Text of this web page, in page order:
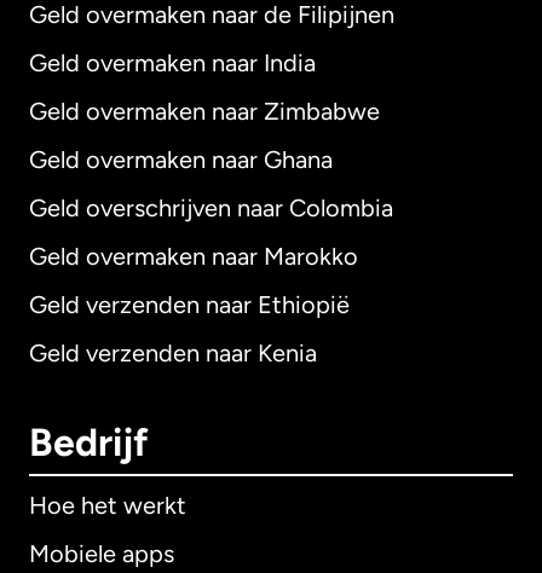
Geld overmaken naar de Filipijnen
Geld overmaken naar India
Geld overmaken naar Zimbabwe
Geld overmaken naar Ghana
Geld overschrijven naar Colombia
Geld overmaken naar Marokko
Geld verzenden naar Ethiopië
Geld verzenden naar Kenia
Bedrijf
Hoe het werkt
Mobiele apps